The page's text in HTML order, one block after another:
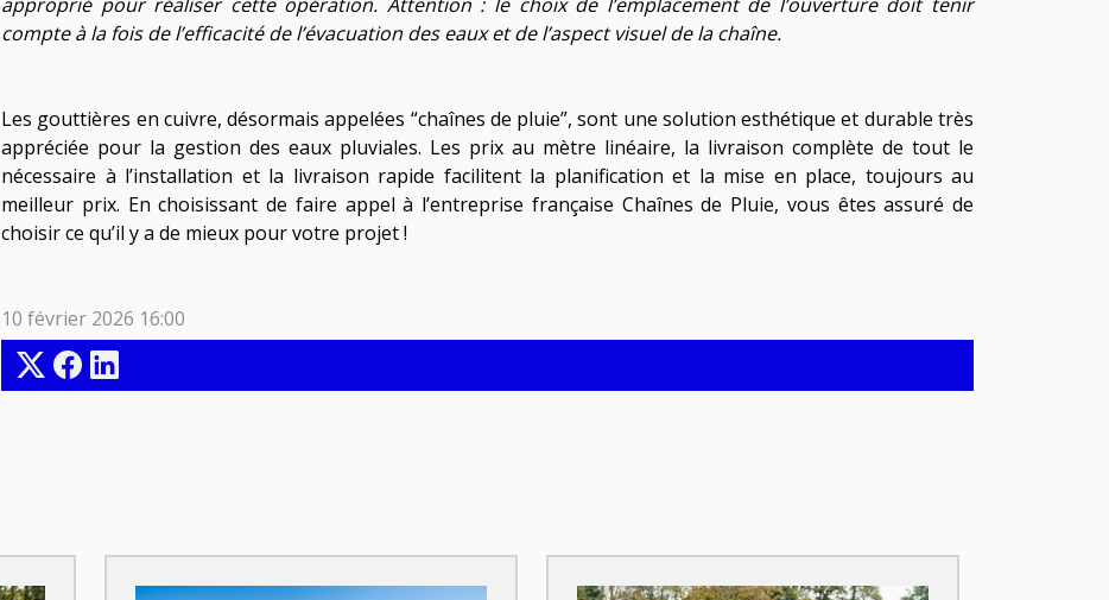
compte à la fois de l’efficacité de l’évacuation des eaux et de l’aspect visuel de la chaîne.
Les gouttières en cuivre, désormais appelées “chaînes de pluie”, sont une solution esthétique et durable très
appréciée pour la gestion des eaux pluviales. Les prix au mètre linéaire, la livraison complète de tout le
nécessaire à l’installation et la livraison rapide facilitent la planification et la mise en place, toujours au
meilleur prix. En choisissant de faire appel à l’entreprise française Chaînes de Pluie, vous êtes assuré de
choisir ce qu’il y a de mieux pour votre projet !
10 février 2026 16:00